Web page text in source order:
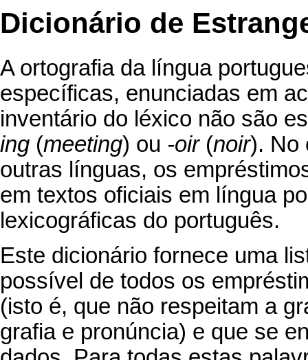
Dicionário de
A ortografia da língua
específicas, enunciadas em
inventário do léxico não são
ing (meeting) ou -oir(noir). No
outras línguas, os
em textos oficiais em língua
lexicográficas do português.
Este dicionário fornece uma
possível de todos os
(isto é, que não respeitam a
grafia e pronúncia) e que se